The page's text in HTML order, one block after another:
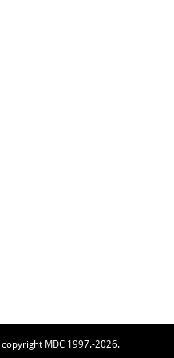
copyright MDC 1997.-2026.